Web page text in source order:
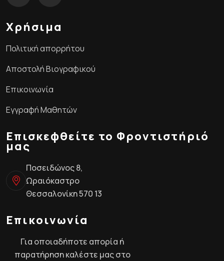
Χρήσιμα
Πολιτική απορρήτου
Αποστολή Βιογραφικού
Επικοινωνία
Εγγραφή Μαθητών
Επισκεφθείτε το Φροντιστήριό
μας
Ποσειδώνος 8,
Ωραιόκαστρο
Θεσσαλονίκη 570 13
Επικοινωνία
Για οποιαδήποτε απορία ή
παρατήρηση καλέστε μας στο